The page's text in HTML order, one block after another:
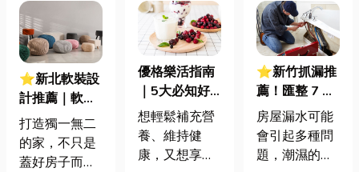
⭐新北軟裝設
計推薦｜軟裝
設計vs.室內設
計，差在哪？
3分鐘帶你了
打造獨一無二
的家，不只是
蓋好房子而
優格樂活指南
｜5大必知好
處，讓你愛上
優格的秘密！
想輕鬆補充營
養、維持健
康，又想享受
⭐新竹抓漏推
薦！匯整 7 大
新竹抓漏~抓
漏費用的行情
價格如何計算
房屋漏水可能
會引起多種問
題，潮濕的環